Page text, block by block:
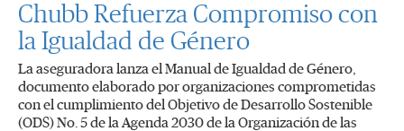
Chubb Refuerza Compromiso con
la Igualdad de Género
La aseguradora lanza el Manual de Igualdad de Género,
documento elaborado por organizaciones comprometidas
con el cumplimiento del Objetivo de Desarrollo Sostenible
(ODS) No. 5 de la Agenda 2030 de la Organización de las